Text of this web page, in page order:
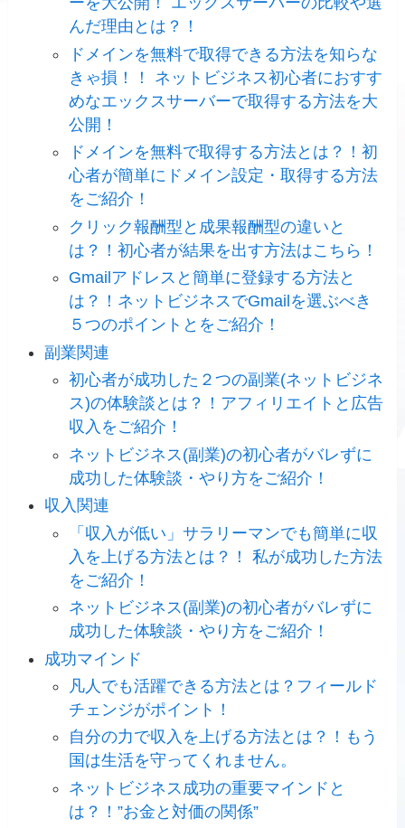
んだ理由とは？！
ドメインを無料で取得できる方法を知らな
きゃ損！！ ネットビジネス初心者におすす
めなエックスサーバーで取得する方法を大
公開！
ドメインを無料で取得する方法とは？！初
心者が簡単にドメイン設定・取得する方法
をご紹介！
クリック報酬型と成果報酬型の違いと
は？！初心者が結果を出す方法はこちら！
Gmailアドレスと簡単に登録する方法と
は？！ネットビジネスでGmailを選ぶべき
５つのポイントとをご紹介！
副業関連
初心者が成功した２つの副業(ネットビジネ
ス)の体験談とは？！アフィリエイトと広告
収入をご紹介！
ネットビジネス(副業)の初心者がバレずに
成功した体験談・やり方をご紹介！
収入関連
「収入が低い」サラリーマンでも簡単に収
入を上げる方法とは？！ 私が成功した方法
をご紹介！
ネットビジネス(副業)の初心者がバレずに
成功した体験談・やり方をご紹介！
成功マインド
凡人でも活躍できる方法とは？フィールド
チェンジがポイント！
自分の力で収入を上げる方法とは？！もう
国は生活を守ってくれません。
ネットビジネス成功の重要マインドと
は？！”お金と対価の関係”